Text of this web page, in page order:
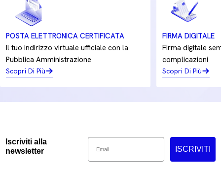
POSTA ELETTRONICA CERTIFICATA
Il tuo indirizzo virtuale ufficiale con la
Pubblica Amministrazione
Scopri Di Più
FIRMA DIGITALE
Firma digitale
complicazioni
Scopri Di Più
Iscriviti alla
newsletter
Email
ISCRIVITI